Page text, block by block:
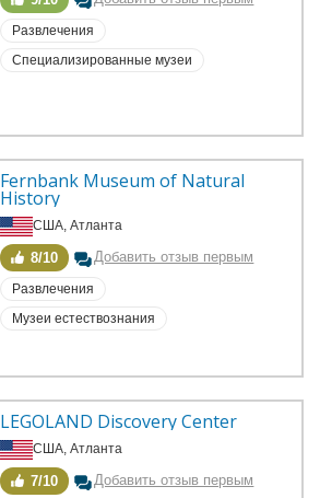
Развлечения
Специализированные музеи
Fernbank Museum of Natural
History
США, Атланта
8/10 Добавить отзыв первым
Развлечения
Музеи естествознания
LEGOLAND Discovery Center
США, Атланта
7/10 Добавить отзыв первым